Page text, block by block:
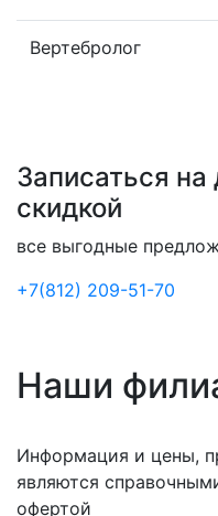
Вертебролог
Записаться на
скидкой
все выгодные
+7(812) 209-51-70
Наши
Информация и цены,
являются
офертой